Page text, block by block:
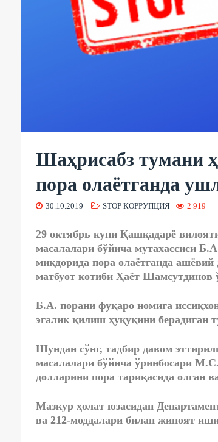
Шаҳрисабз тумани
пора олаётганда
30.10.2019 STOP КОРРУПЦИЯ 2 919
29 октябрь куни Қашқадарё
масалалари бўйича мутахассиси
миқдорида пора олаётганда
матбуот котиби Ҳаёт Шамсутдинов
Б.А. порани фуқаро номига
эгалик қилиш ҳуқуқини берадиган
Шундан сўнг, тадбир давом
масалалари бўйича ўринбосари
долларини пора тариқасида олган
Мазкур ҳолат юзасидан
ва 212-моддалари билан жиноят